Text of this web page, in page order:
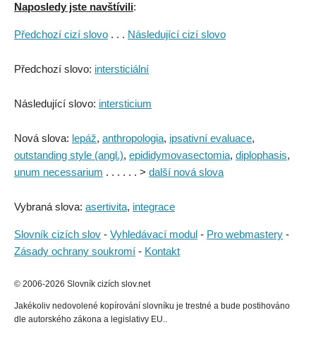
Naposledy jste navštívili:
Předchozí cizí slovo . . . Následující cizí slovo
Předchozí slovo: intersticiální
Následující slovo: intersticium
Nová slova: lepáž, anthropologia, ipsativní evaluace,
outstanding style (angl.), epididymovasectomia, diplophasis,
unum necessarium . . . . . . > další nová slova
Vybraná slova: asertivita, integrace
Slovník cizích slov - Vyhledávací modul - Pro webmastery -
Zásady ochrany soukromí - Kontakt
© 2006-2026 Slovník cizích slov.net
Jakékoliv nedovolené kopírování slovníku je trestné a bude postihováno
dle autorského zákona a legislativy EU..